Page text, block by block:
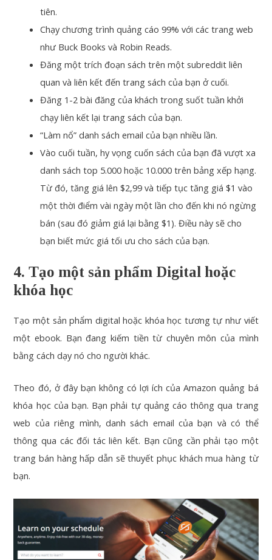
tiên.
Chạy chương trình quảng cáo 99% với các trang web
như Buck Books và Robin Reads.
Đăng một trích đoạn sách trên một subreddit liên
quan và liên kết đến trang sách của bạn ở cuối.
Đăng 1-2 bài đăng của khách trong suốt tuần khởi
chạy liên kết lại trang sách của bạn.
“Làm nổ” danh sách email của bạn nhiều lần.
Vào cuối tuần, hy vọng cuốn sách của bạn đã vượt xa
danh sách top 5.000 hoặc 10.000 trên bảng xếp hạng.
Từ đó, tăng giá lên $2,99 và tiếp tục tăng giá $1 vào
một thời điểm vài ngày một lần cho đến khi nó ngừng
bán (sau đó giảm giá lại bằng $1). Điều này sẽ cho
bạn biết mức giá tối ưu cho sách của bạn.
4. Tạo một sản phẩm Digital hoặc
khóa học
Tạo một sản phẩm digital hoặc khóa học tương tự như viết
một ebook. Bạn đang kiếm tiền từ chuyên môn của mình
bằng cách dạy nó cho người khác.
Theo đó, ở đây bạn không có lợi ích của Amazon quảng bá
khóa học của bạn. Bạn phải tự quảng cáo thông qua trang
web của riêng mình, danh sách email của bạn và có thể
thông qua các đối tác liên kết. Bạn cũng cần phải tạo một
trang bán hàng hấp dẫn sẽ thuyết phục khách mua hàng từ
bạn.